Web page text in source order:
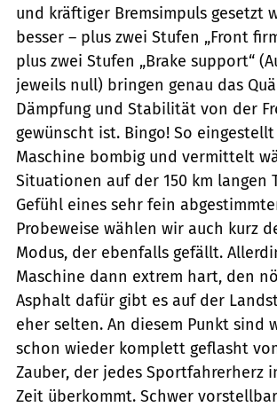
und kräftiger Bremsimpuls gesetzt
besser – plus zwei Stufen „Front
plus zwei Stufen „Brake support“
jeweils null) bringen genau das
Dämpfung und Stabilität von der
gewünscht ist. Bingo! So
Maschine bombig und vermittelt
Situationen auf der 150 km langen
Gefühl eines sehr fein
Probeweise wählen wir auch kurz
Modus, der ebenfalls gefällt.
Maschine dann extrem hart, den
Asphalt dafür gibt es auf der
eher selten. An diesem Punkt sind
schon wieder komplett geflasht
Zauber, der jedes Sportfahrerherz
Zeit überkommt. Schwer